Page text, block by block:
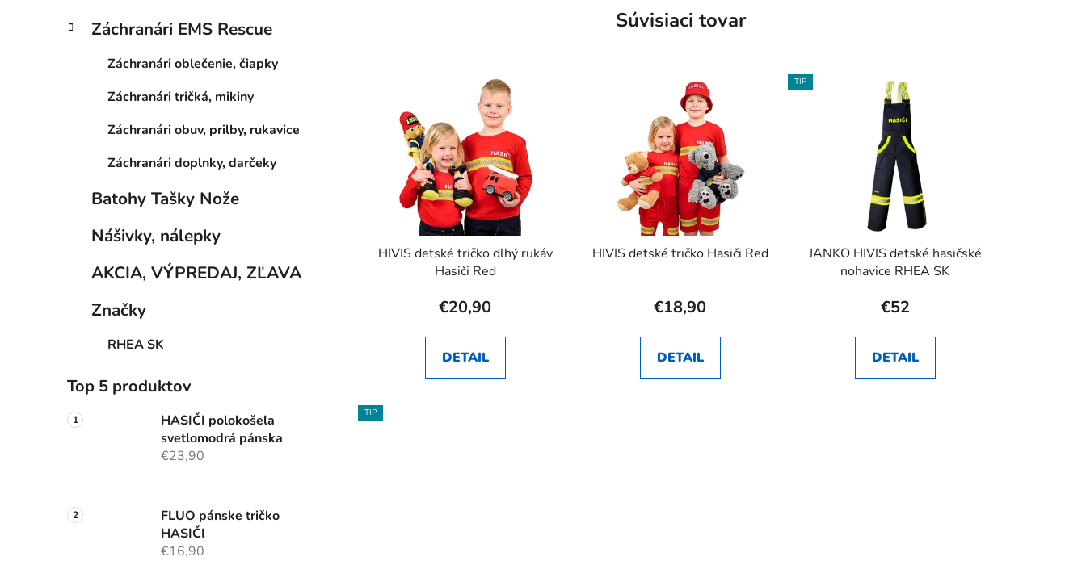
Záchranári EMS Rescue
Záchranári oblečenie, čiapky
Záchranári tričká, mikiny
Záchranári obuv, prilby, rukavice
Záchranári doplnky, darčeky
Batohy Tašky Nože
Nášivky, nálepky
AKCIA, VÝPREDAJ, ZĽAVA
Značky
RHEA SK
Top 5 produktov
HASIČI polokošeľa
svetlomodrá pánska
€23,90
FLUO pánske tričko
HASIČI
€16,90
Súvisiaci tovar
HIVIS detské tričko dlhý rukáv
Hasiči Red
€20,90
DETAIL
HIVIS detské tričko Hasiči Red
€18,90
DETAIL
TIP
JANKO HIVIS detské hasičské
nohavice RHEA SK
€52
DETAIL
TIP